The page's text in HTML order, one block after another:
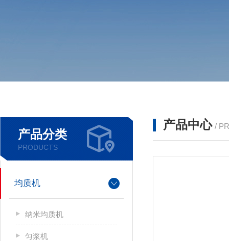
产品分类
PRODUCTS
均质机
纳米均质机
匀浆机
产品中心 /